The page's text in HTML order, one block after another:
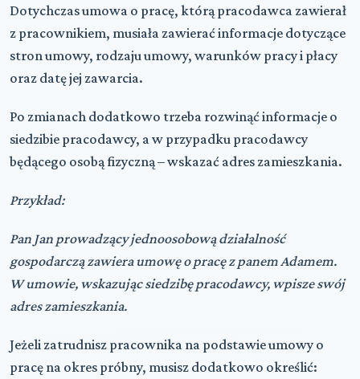
Dotychczas umowa o pracę, którą pracodawca zawierał
z pracownikiem, musiała zawierać informacje dotyczące
stron umowy, rodzaju umowy, warunków pracy i płacy
oraz datę jej zawarcia.
Po zmianach dodatkowo trzeba rozwinąć informacje o
siedzibie pracodawcy, a w przypadku pracodawcy
będącego osobą fizyczną – wskazać adres zamieszkania.
Przykład:
Pan Jan prowadzący jednoosobową działalność
gospodarczą zawiera umowę o pracę z panem Adamem.
W umowie, wskazując siedzibę pracodawcy, wpisze swój
adres zamieszkania.
Jeżeli zatrudnisz pracownika na podstawieumowy o
pracę na okres próbny, musisz dodatkowo określić: